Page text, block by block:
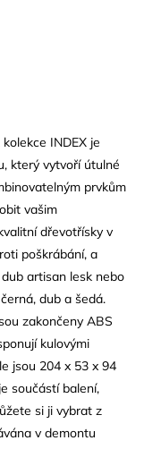
INDEX je
který vytvoří útulné
prvkům
vašim
dřevotřísky v
poškrábání, a
dub artisan lesk nebo
dub a šedá.
zakončeny ABS
kulovými
jsou 204 x 53 x 94
součástí balení,
si ji vybrat z
v demontu